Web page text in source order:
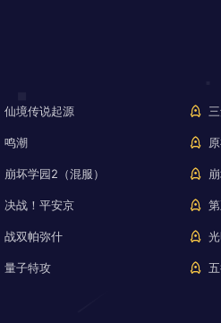
仙境传说起源
鸣潮
崩坏学园2（混服）
决战！平安京
战双帕弥什
量子特攻